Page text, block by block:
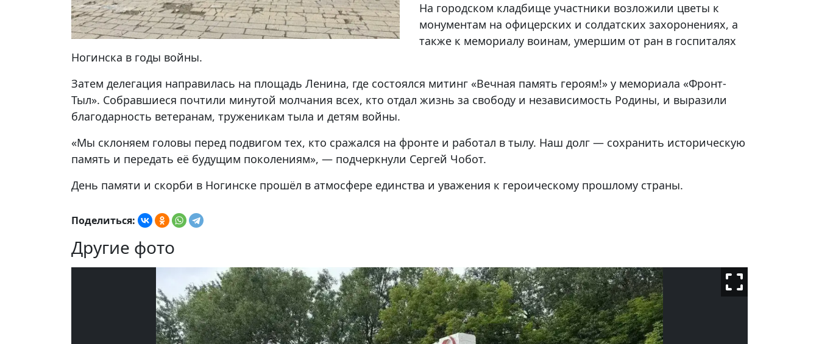
На городском кладбище участники возложили цветы к
монументам на офицерских и солдатских захоронениях, а
также к мемориалу воинам, умершим от ран в госпиталях
Ногинска в годы войны.
Затем делегация направилась на площадь Ленина, где состоялся митинг «Вечная память героям!» у мемориала «Фронт-
Тыл». Собравшиеся почтили минутой молчания всех, кто отдал жизнь за свободу и независимость Родины, и выразили
благодарность ветеранам, труженикам тыла и детям войны.
«Мы склоняем головы перед подвигом тех, кто сражался на фронте и работал в тылу. Наш долг — сохранить историческую
память и передать её будущим поколениям», — подчеркнули Сергей Чобот.
День памяти и скорби в Ногинске прошёл в атмосфере единства и уважения к героическому прошлому страны.
Поделиться:
Другие фото